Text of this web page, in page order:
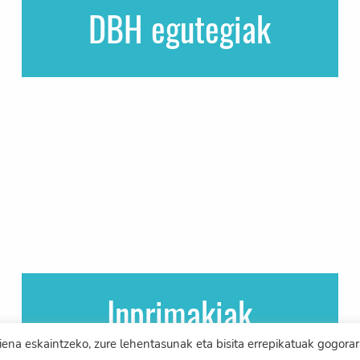
DBH egutegiak
Inprimakiak
eskaintzeko, zure lehentasunak eta bisita errepikatuak